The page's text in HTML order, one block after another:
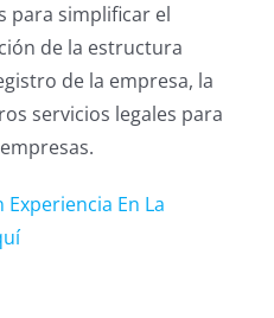
para simplificar el
de la estructura
de la empresa, la
servicios legales para
En La